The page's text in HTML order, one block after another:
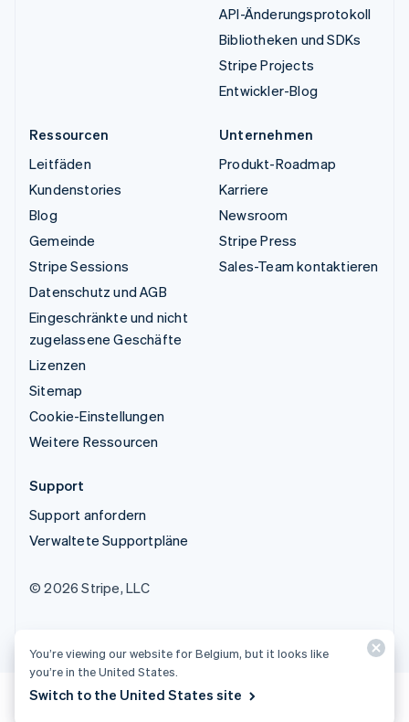
API-Änderungsprotokoll
Bibliotheken und SDKs
Stripe Projects
Entwickler-Blog
Ressourcen
Leitfäden
Kundenstories
Blog
Gemeinde
Stripe Sessions
Datenschutz und AGB
Eingeschränkte und nicht
zugelassene Geschäfte
Lizenzen
Sitemap
Cookie-Einstellungen
Weitere Ressourcen
Unternehmen
Produkt-Roadmap
Karriere
Newsroom
Stripe Press
Sales-Team kontaktieren
Support
Support anfordern
Verwaltete Supportpläne
© 2026 Stripe, LLC
You’re viewing our website for Belgium, but it looks like
you’re in the United States.
Switch to the United States site